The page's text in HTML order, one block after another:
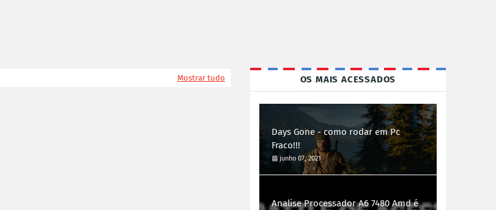
Mostrar tudo OS MAIS ACESSADOS
Days Gone - como rodar em Pc
Fraco!!!
junho 07, 2021
Analise Processador A6 7480 Amd é